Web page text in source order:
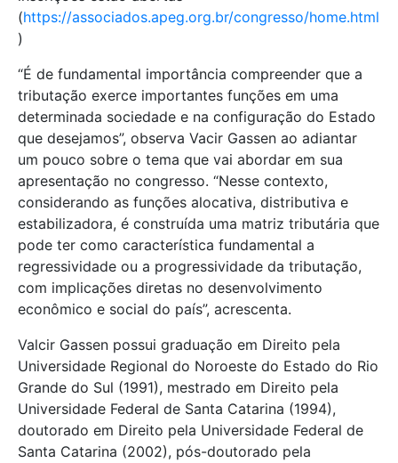
(https://associados.apeg.org.br/congresso/home.html
)
“É de fundamental importância compreender que a
tributação exerce importantes funções em uma
determinada sociedade e na configuração do Estado
que desejamos”, observa Vacir Gassen ao adiantar
um pouco sobre o tema que vai abordar em sua
apresentação no congresso. “Nesse contexto,
considerando as funções alocativa, distributiva e
estabilizadora, é construída uma matriz tributária que
pode ter como característica fundamental a
regressividade ou a progressividade da tributação,
com implicações diretas no desenvolvimento
econômico e social do país”, acrescenta.
Valcir Gassen possui graduação em Direito pela
Universidade Regional do Noroeste do Estado do Rio
Grande do Sul (1991), mestrado em Direito pela
Universidade Federal de Santa Catarina (1994),
doutorado em Direito pela Universidade Federal de
Santa Catarina (2002), pós-doutorado pela